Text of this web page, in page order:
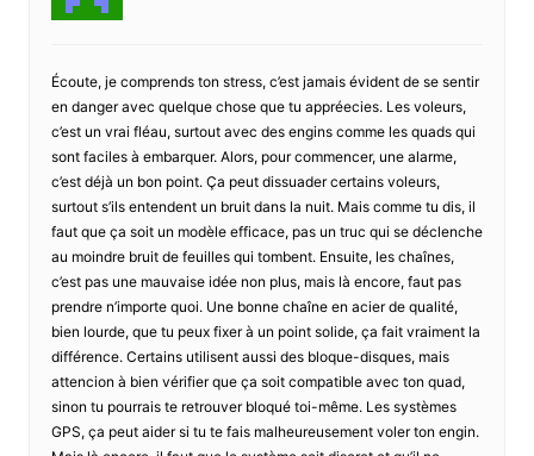
Écoute, je comprends ton stress, c’est jamais évident de se sentir
en danger avec quelque chose que tu appréecies. Les voleurs,
c’est un vrai fléau, surtout avec des engins comme les quads qui
sont faciles à embarquer. Alors, pour commencer, une alarme,
c’est déjà un bon point. Ça peut dissuader certains voleurs,
surtout s’ils entendent un bruit dans la nuit. Mais comme tu dis, il
faut que ça soit un modèle efficace, pas un truc qui se déclenche
au moindre bruit de feuilles qui tombent. Ensuite, les chaînes,
c’est pas une mauvaise idée non plus, mais là encore, faut pas
prendre n’importe quoi. Une bonne chaîne en acier de qualité,
bien lourde, que tu peux fixer à un point solide, ça fait vraiment la
différence. Certains utilisent aussi des bloque-disques, mais
attencion à bien vérifier que ça soit compatible avec ton quad,
sinon tu pourrais te retrouver bloqué toi-même. Les systèmes
GPS, ça peut aider si tu te fais malheureusement voler ton engin.